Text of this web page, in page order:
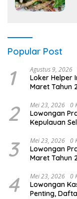
Popular Post
1 Agustus 9, 2026
Loker Helper
Maret Tahun
2 Mei 23, 2026 0
Lowongan
Kepulauan
3 Mei 23, 2026 0
Lowongan
Maret Tahun
4 Mei 23, 2026 0
Lowongan
Penting,